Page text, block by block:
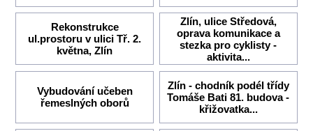
Rekonstrukce
ul.prostoru v ulici Tř. 2.
května, Zlín
Zlín, ulice Středová,
oprava komunikace a
stezka pro cyklisty -
aktivita...
Vybudování učeben
řemeslných oborů
Zlín - chodník podél třídy
Tomáše Bati 81. budova -
křižovatka...